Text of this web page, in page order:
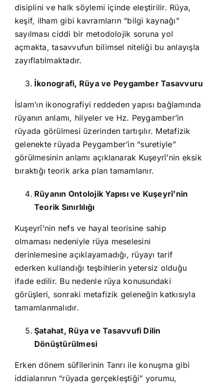
disiplini ve halk söylemi içinde eleştirilir. Rüya,
keşif, ilham gibi kavramların “bilgi kaynağı”
sayılması ciddi bir metodolojik soruna yol
açmakta, tasavvufun bilimsel niteliği bu anlayışla
zayıflatılmaktadır.
İkonografi, Rüya ve Peygamber Tasavvuru
İslam’ın ikonografiyi reddeden yapısı bağlamında
rüyanın anlamı, hilyeler ve Hz. Peygamber’in
rüyada görülmesi üzerinden tartışılır. Metafizik
gelenekte rüyada Peygamber’in “suretiyle”
görülmesinin anlamı açıklanarak Kuşeyrî’nin eksik
bıraktığı teorik arka plan tamamlanır.
Rüyanın Ontolojik Yapısı ve Kuşeyrî’nin
Teorik Sınırlılığı
Kuşeyrî’nin nefs ve hayal teorisine sahip
olmaması nedeniyle rüya meselesini
derinlemesine açıklayamadığı, rüyayı tarif
ederken kullandığı teşbihlerin yetersiz olduğu
ifade edilir. Bu nedenle rüya konusundaki
görüşleri, sonraki metafizik geleneğin katkısıyla
tamamlanmalıdır.
Şatahat, Rüya ve Tasavvufi Dilin
Dönüştürülmesi
Erken dönem sûfîlerinin Tanrı ile konuşma gibi
iddialarının “rüyada gerçekleştiği” yorumu,